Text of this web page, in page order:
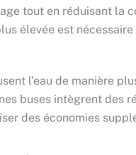
tout en réduisant la
élevée est
l’eau de manière
buses intègrent des
des économies